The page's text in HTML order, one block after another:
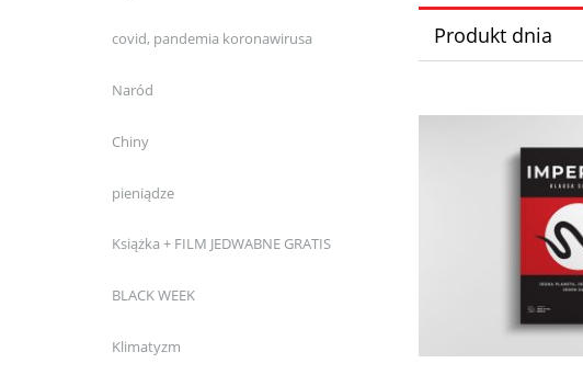
covid, pandemia koronawirusa
Naród
Chiny
pieniądze
Książka + FILM JEDWABNE GRATIS
BLACK WEEK
Klimatyzm
Produkt dnia